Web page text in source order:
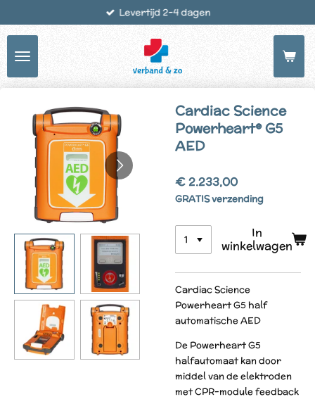
de
hoofdinhoud
Levertijd 2-4 dagen
Cardiac Science
Powerheart® G5
AED
€ 2.233,00
GRATIS verzending
In
winkelwagen
Cardiac Science
Powerheart G5 half
automatische AED
De Powerheart G5
halfautomaat kan door
middel van de elektroden
met CPR-module feedback